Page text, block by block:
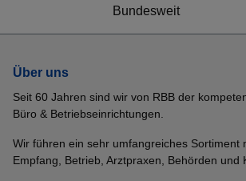
Bundesweit
Über uns
Seit 60 Jahren sind wir von RBB der
Büro & Betriebseinrichtungen.
Wir führen ein sehr umfangreiches Sortiment
Empfang, Betrieb, Arztpraxen, Behörden und